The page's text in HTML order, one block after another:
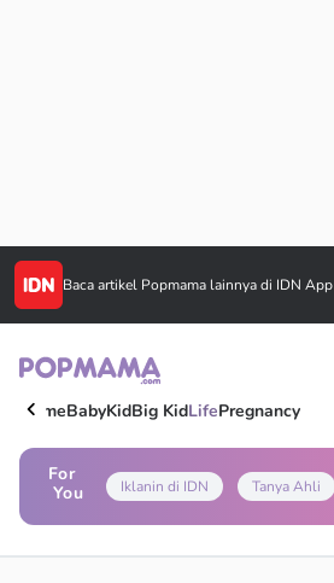
Baca artikel Popmama lainnya di IDN App
HomeBabyKidBig KidLifePregnancy
For
You
Iklanin di IDN Tanya Ahli